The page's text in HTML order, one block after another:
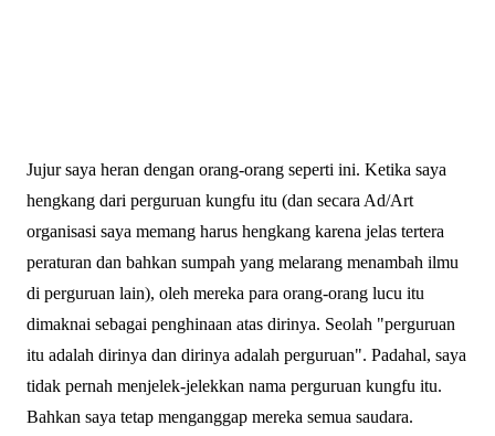
Jujur saya heran dengan orang-orang seperti ini. Ketika saya
hengkang dari perguruan kungfu itu (dan secara Ad/Art
organisasi saya memang harus hengkang karena jelas tertera
peraturan dan bahkan sumpah yang melarang menambah ilmu
di perguruan lain), oleh mereka para orang-orang lucu itu
dimaknai sebagai penghinaan atas dirinya. Seolah "perguruan
itu adalah dirinya dan dirinya adalah perguruan". Padahal, saya
tidak pernah menjelek-jelekkan nama perguruan kungfu itu.
Bahkan saya tetap menganggap mereka semua saudara.